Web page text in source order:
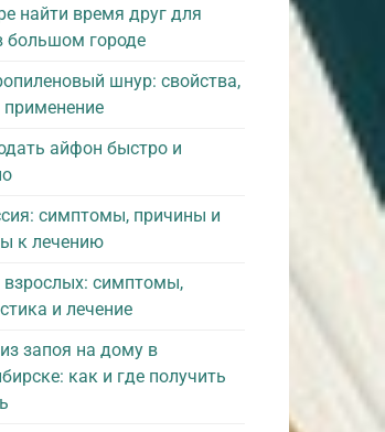
найти время друг для
большом городе
шнур: свойства,
айфон быстро и
симптомы, причины и
к лечению
симптомы,
и лечение
запоя на дому в
как и где получить